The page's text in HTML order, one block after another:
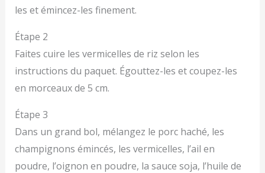
les et émincez-les finement.
Étape 2
Faites cuire les vermicelles de riz selon les
instructions du paquet. Égouttez-les et coupez-les
en morceaux de 5 cm.
Étape 3
Dans un grand bol, mélangez le porc haché, les
champignons émincés, les vermicelles, l’ail en
poudre, l’oignon en poudre, la sauce soja, l’huile de